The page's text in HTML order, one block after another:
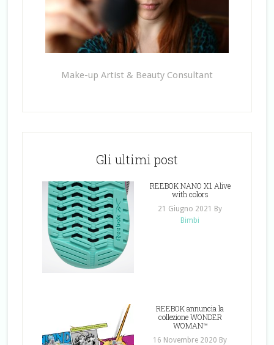
Make-up Artist & Beauty Consultant
Gli ultimi post
REEBOK NANO X1 Alive
with colors
21 Giugno 2021
By
Bimbi
REEBOK annuncia la
collezione WONDER
WOMAN™
16 Novembre 2020 By